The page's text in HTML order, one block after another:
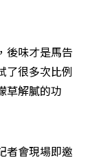
後味才是馬告
了很多次比例
草解膩的功
者會現場即邀